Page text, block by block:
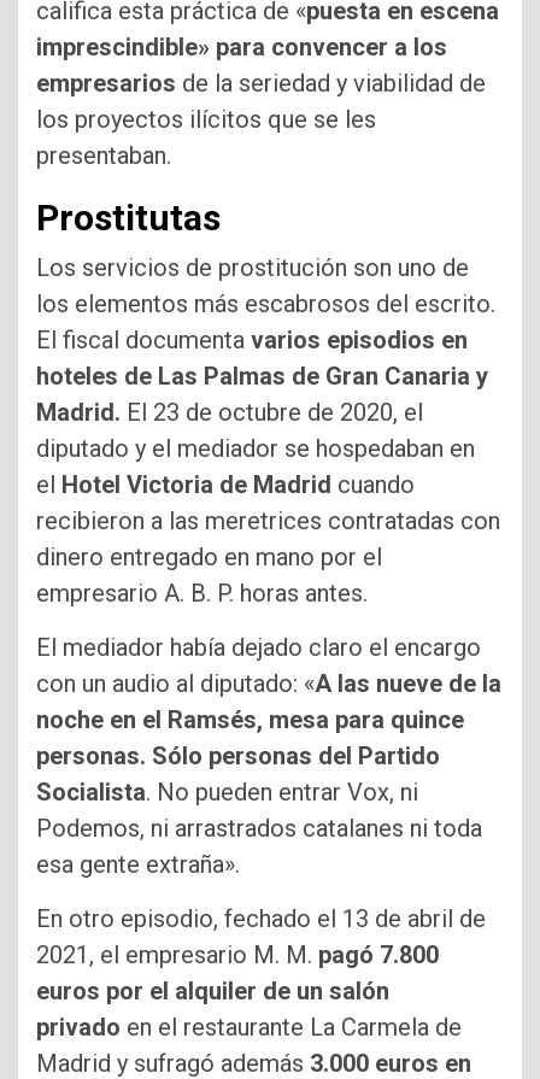
califica esta práctica de «puesta en escena
imprescindible» para convencer a los
empresarios de la seriedad y viabilidad de
los proyectos ilícitos que se les
presentaban.
Prostitutas
Los servicios de prostitución son uno de
los elementos más escabrosos del escrito.
El fiscal documenta varios episodios en
hoteles de Las Palmas de Gran Canaria y
Madrid. El 23 de octubre de 2020, el
diputado y el mediador se hospedaban en
el Hotel Victoria de Madrid cuando
recibieron a las meretrices contratadas con
dinero entregado en mano por el
empresario A. B. P. horas antes.
El mediador había dejado claro el encargo
con un audio al diputado: «A las nueve de la
noche en el Ramsés, mesa para quince
personas. Sólo personas del Partido
Socialista. No pueden entrar Vox, ni
Podemos, ni arrastrados catalanes ni toda
esa gente extraña».
En otro episodio, fechado el 13 de abril de
2021, el empresario M. M. pagó 7.800
euros por el alquiler de un salón
privado en el restaurante La Carmela de
Madrid y sufragó además 3.000 euros en